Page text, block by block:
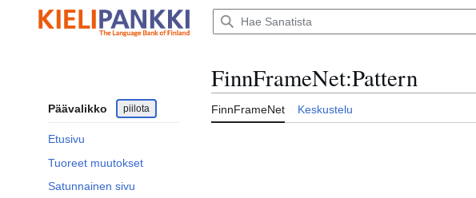
sisältöön
Päävalikko piilota
Etusivu
Tuoreet muutokset
Satunnainen sivu
FinnFrameNet:Pattern
FinnFrameNet Keskustelu